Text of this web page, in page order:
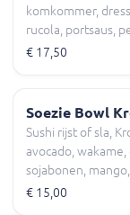
komkommer,
rucola, portsaus,
€ 17,50
Soezie Bowl
Sushi rijst of sla,
avocado,
sojabonen,
sojasaus
€ 15,00